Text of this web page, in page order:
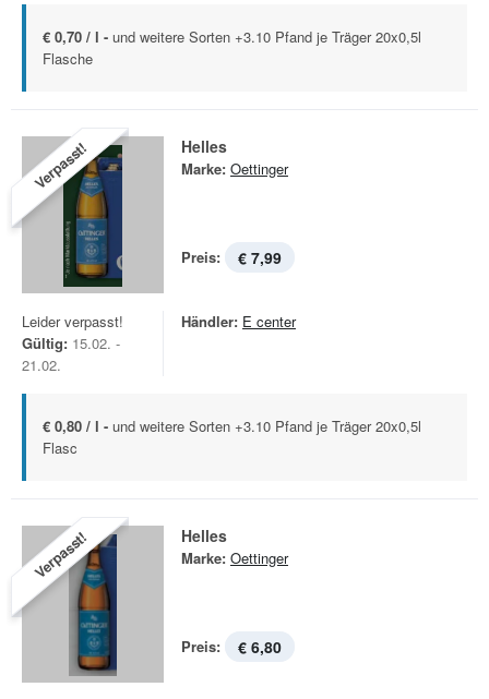
€ 0,70 / l - und weitere Sorten +3.10 Pfand je Träger 20x0,5l
Flasche
Verpasst! Helles
Marke: Oettinger
Preis: € 7,99
Leider verpasst!
Gültig: 15.02. -
21.02.
Händler: E center
€ 0,80 / l - und weitere Sorten +3.10 Pfand je Träger 20x0,5l
Flasc
Verpasst! Helles
Marke: Oettinger
Preis: € 6,80